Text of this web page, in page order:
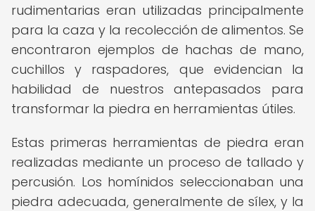
rudimentarias eran utilizadas principalmente
para la caza y la recolección de alimentos. Se
encontraron ejemplos de hachas de mano,
cuchillos y raspadores, que evidencian la
habilidad de nuestros antepasados para
transformar la piedra en herramientas útiles.
Estas primeras herramientas de piedra eran
realizadas mediante un proceso de tallado y
percusión. Los homínidos seleccionaban una
piedra adecuada, generalmente de sílex, y la